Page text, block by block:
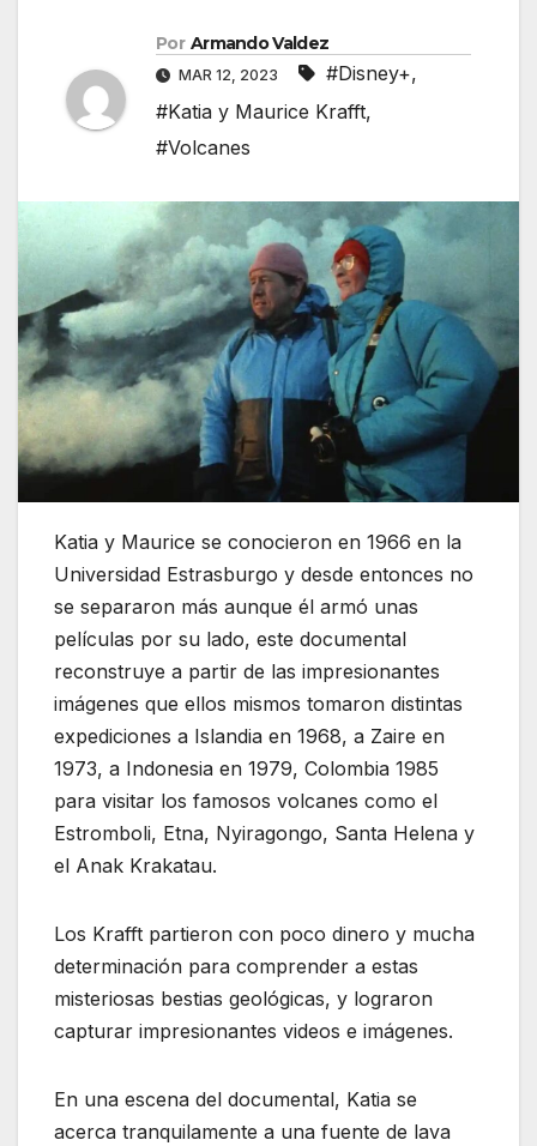
Por Armando Valdez
MAR 12, 2023 #Disney+,
#Katia y Maurice Krafft,
#Volcanes
Katia y Maurice se conocieron en 1966 en la
Universidad Estrasburgo y desde entonces no
se separaron más aunque él armó unas
películas por su lado, este documental
reconstruye a partir de las impresionantes
imágenes que ellos mismos tomaron distintas
expediciones a Islandia en 1968, a Zaire en
1973, a Indonesia en 1979, Colombia 1985
para visitar los famosos volcanes como el
Estromboli, Etna, Nyiragongo, Santa Helena y
el Anak Krakatau.
Los Krafft partieron con poco dinero y mucha
determinación para comprender a estas
misteriosas bestias geológicas, y lograron
capturar impresionantes videos e imágenes.
En una escena del documental, Katia se
acerca tranquilamente a una fuente de lava